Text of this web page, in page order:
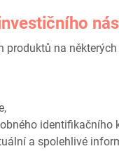
produktů na
identifikačního
a spolehlivé